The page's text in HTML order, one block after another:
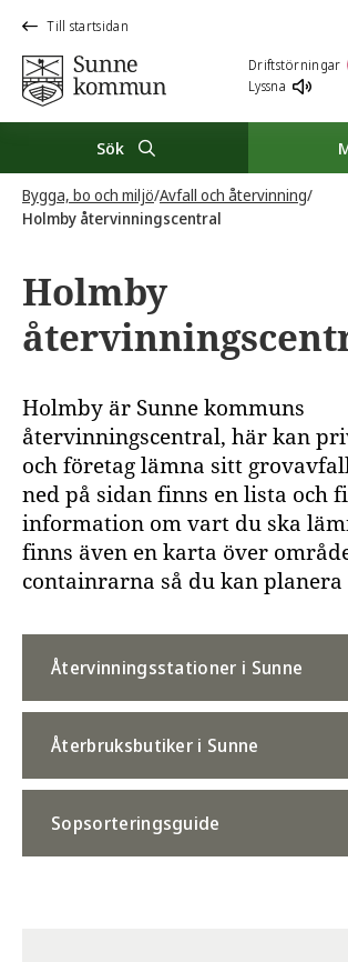
Till startsidan
Driftstörningar
Lyssna
Sök
Bygga, bo och miljö/Avfall och återvinning/
Holmby återvinningscentral
Holmby
Holmby är Sunne kommuns
återvinningscentral, här kan
och företag lämna sitt
ned på sidan finns en lista och
information om vart du ska
finns även en karta över
containrarna så du kan
Återvinningsstationer i Sunne
Återbruksbutiker i Sunne
Sopsorteringsguide